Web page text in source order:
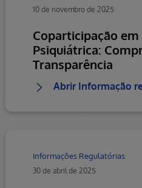
10 de novembro de 2025
Coparticipação
Psiquiátrica:
Transparência
Abrir Informação
Informações Regulatórias
30 de abril de 2025